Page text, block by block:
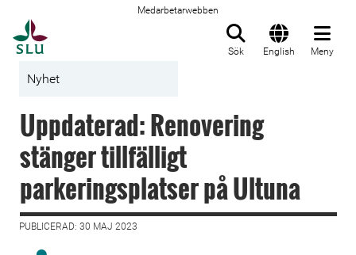
Medarbetarwebben
Sök English Meny
Nyhet
Uppdaterad: Renovering
stänger tillfälligt
parkeringsplatser på Ultuna
PUBLICERAD: 30 MAJ 2023